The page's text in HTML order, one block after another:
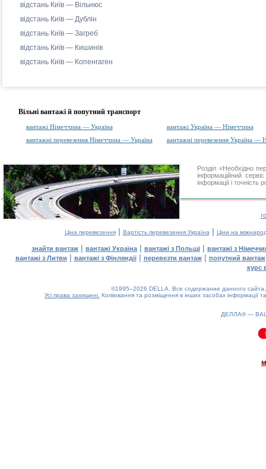
відстань Київ — Вільнюс
відстань Київ — Дублін
відстань Київ — Загреб
відстань Київ — Кишинів
відстань Київ — Копенгаген
Вільні вантажі й попутний транспорт
вантажі Німеччина — Україна
вантажі Україна — Німеччина
вантажні перевезення Німеччина — Україна
вантажні перевезення Україна —
Розділ «Необхідно
інформаційний
інформації і
Ціна перевезення| Вартість перевезення Україна | Ціни на
знайти вантаж | вантажі Україна | вантажі з Польщі | вантажі з
вантажі з Литви | вантажі з Фінляндії| перевезти вантаж| попутний вантаж
курс
©1995–2026 DELLA. Все содержание данного
Усі права захищені. Копіювання та розміщення в інших засобах інформації
ДЕЛЛА® —